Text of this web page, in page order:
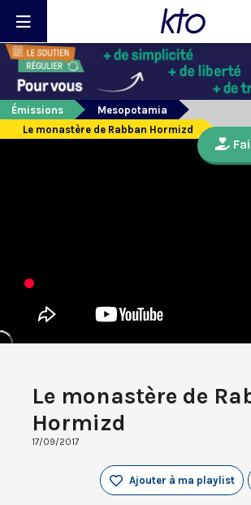
Émissions
Mesopotamia
Le monastère de Rabban Hormizd
Le monastère de
Hormizd
17/09/2017
Ajouter à ma playlist